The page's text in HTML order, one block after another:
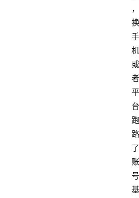
，
换
手
机
或
者
平
台
跑
路
了
账
号
基